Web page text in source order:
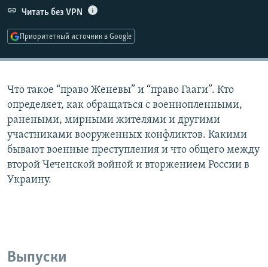
Все сайты РСЕ/РС
Читать без VPN
Приоритетный источник в Google
Что такое “право Женевы” и “право Гааги”. Кто
определяет, как обращаться с военнопленными,
ранеными, мирными жителями и другими
участниками вооруженных конфликтов. Какими
бывают военные преступления и что общего между
второй Чеченской войной и вторжением России в
Украину.
Выпуски